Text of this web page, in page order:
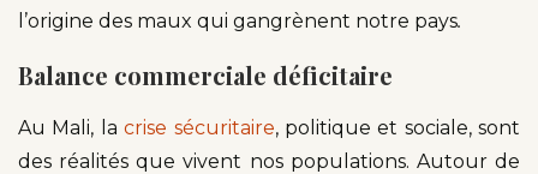
l’origine des maux qui gangrènent notre pays.
Balance commerciale déficitaire
Au Mali, lacrise sécuritaire, politique et sociale, sont
des réalités que vivent nos populations. Autour de